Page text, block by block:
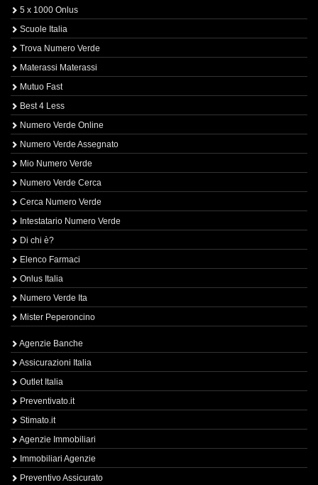
5 x 1000 Onlus
Scuole Italia
Trova Numero Verde
Materassi Materassi
Mutuo Fast
Best 4 Less
Numero Verde Online
Numero Verde Assegnato
Mio Numero Verde
Numero Verde Cerca
Cerca Numero Verde
Intestatario Numero Verde
Di chi è?
Elenco Farmaci
Onlus Italia
Numero Verde Ita
Mister Peperoncino
Agenzie Banche
Assicurazioni Italia
Outlet Italia
Preventivato.it
Stimato.it
Agenzie Immobiliari
Immobiliari Agenzie
Preventivo Assicurato